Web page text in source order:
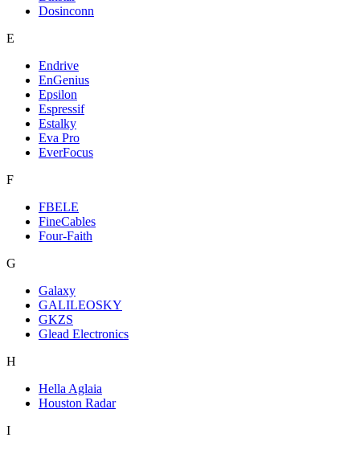
Dosinconn
E
Endrive
EnGenius
Epsilon
Espressif
Estalky
Eva Pro
EverFocus
F
FBELE
FineCables
Four-Faith
G
Galaxy
GALILEOSKY
GKZS
Glead Electronics
H
Hella Aglaia
Houston Radar
I